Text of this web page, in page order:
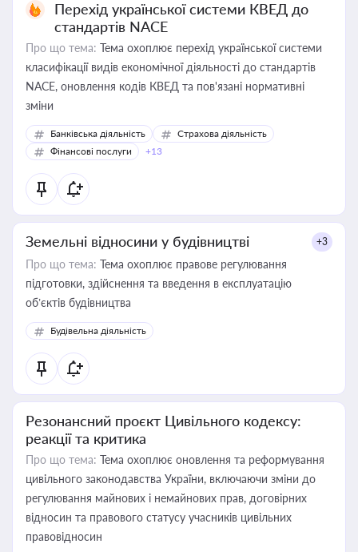
Перехід української системи КВЕД до
стандартів NACE
Про що тема: Тема охоплює перехід української системи
класифікації видів економічної діяльності до стандартів
NACE, оновлення кодів КВЕД та пов'язані нормативні
зміни
Банківська діяльність
Страхова діяльність
Фінансові послуги
+13
Земельні відносини у будівництві +3
Про що тема: Тема охоплює правове регулювання
підготовки, здійснення та введення в експлуатацію
об’єктів будівництва
Будівельна діяльність
Резонансний проєкт Цивільного кодексу:
реакції та критика
Про що тема: Тема охоплює оновлення та реформування
цивільного законодавства України, включаючи зміни до
регулювання майнових і немайнових прав, договірних
відносин та правового статусу учасників цивільних
правовідносин